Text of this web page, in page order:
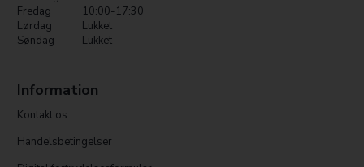
Fredag
10:00-17:30
Lørdag
Lukket
Søndag
Lukket
Information
Kontakt os
Handelsbetingelser